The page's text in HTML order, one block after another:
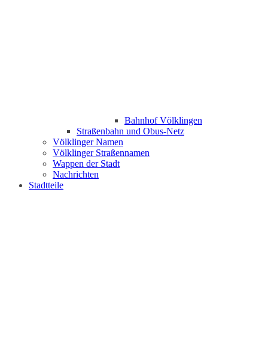
Bahnhof Völklingen
Straßenbahn und Obus-Netz
Völklinger Namen
Völklinger Straßennamen
Wappen der Stadt
Nachrichten
Stadtteile